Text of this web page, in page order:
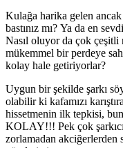
Kulağa harika gelen
bastınız mı? Ya da en
Nasıl oluyor da çok çeşitli
mükemmel bir perdeye
kolay hale getiriyorlar?
Uygun bir şekilde şarkı
olabilir ki kafamızı
hissetmenin ilk tepkisi,
KOLAY!!! Pek çok
zorlamadan akciğerlerden